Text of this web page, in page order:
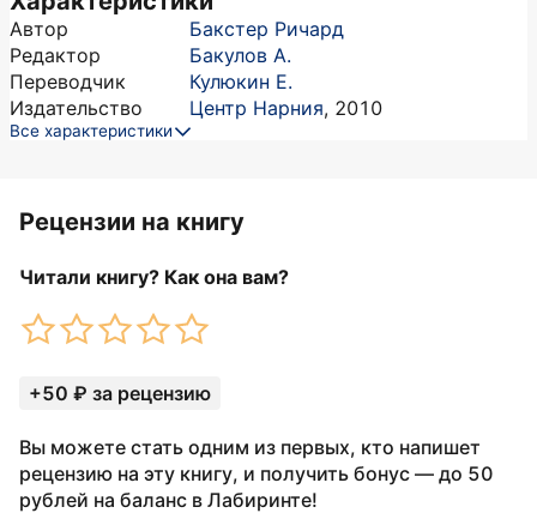
Автор
Бакстер Ричард
Редактор
Бакулов А.
Переводчик
Кулюкин Е.
Издательство
Центр Нарния, 2010
Все характеристики
Рецензии на книгу
Читали книгу? Как она вам?
+50 ₽ за рецензию
Вы можете стать одним из первых, кто напишет
рецензию на эту книгу, и получить бонус — до 50
рублей на баланс в Лабиринте!